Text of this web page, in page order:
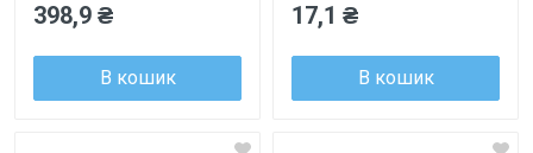
398,9 ₴
В кошик
17,1 ₴
В кошик